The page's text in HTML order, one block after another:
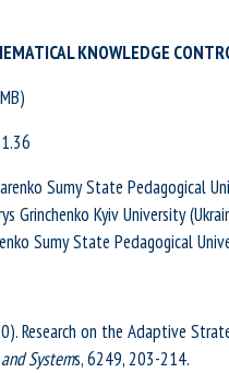
KNOWLEDGE
Sumy State Pedagogical
Grinchenko Kyiv University
Sumy State Pedagogical
Research on the Adaptive
Systems, 6249, 203-214.